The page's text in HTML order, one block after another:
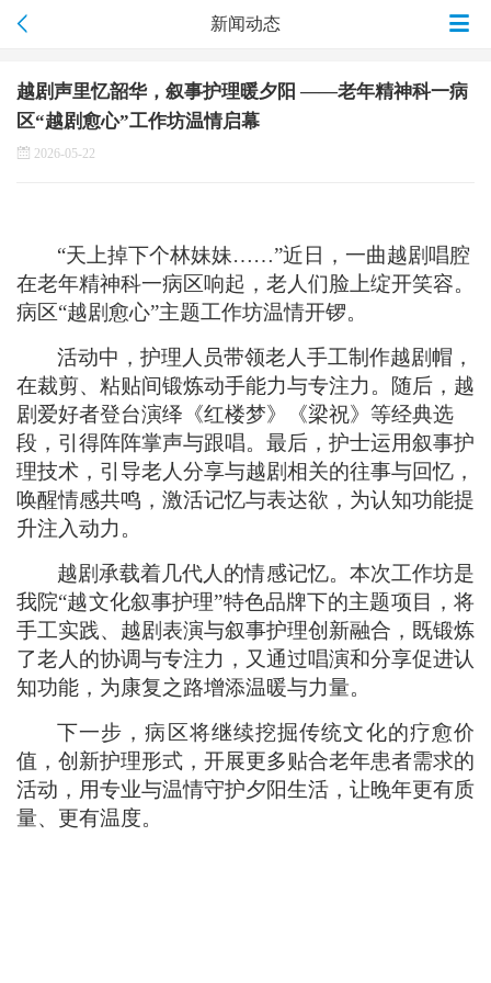
新闻动态
越剧声里忆韶华，叙事护理暖夕阳 ——老年精神科一病
区“越剧愈心”工作坊温情启幕
2026-05-22
“天上掉下个林妹妹……”近日，一曲越剧唱腔
在老年精神科一病区响起，老人们脸上绽开笑容。
病区“越剧愈心”主题工作坊温情开锣。
活动中，护理人员带领老人手工制作越剧帽，
在裁剪、粘贴间锻炼动手能力与专注力。随后，越
剧爱好者登台演绎《红楼梦》《梁祝》等经典选
段，引得阵阵掌声与跟唱。最后，护士运用叙事护
理技术，引导老人分享与越剧相关的往事与回忆，
唤醒情感共鸣，激活记忆与表达欲，为认知功能提
升注入动力。
越剧承载着几代人的情感记忆。本次工作坊是
我院“越文化叙事护理”特色品牌下的主题项目，将
手工实践、越剧表演与叙事护理创新融合，既锻炼
了老人的协调与专注力，又通过唱演和分享促进认
知功能，为康复之路增添温暖与力量。
下一步，病区将继续挖掘传统文化的疗愈价
值，创新护理形式，开展更多贴合老年患者需求的
活动，用专业与温情守护夕阳生活，让晚年更有质
量、更有温度。